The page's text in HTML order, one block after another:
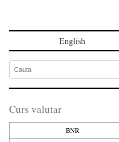
English
Curs valutar
BNR